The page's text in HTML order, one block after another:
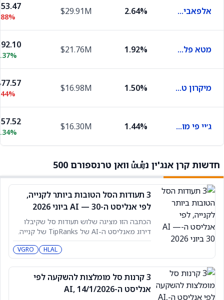
אלפאבית C 2.64%
$29.91M
מטא פלטפורמס 1.92%
$21.76M
מיקרון טכנולוג'י 1.50%
$16.98M
ג׳יי פי מורגן 1.44%
$16.30M
חדשות קרן אנג'ין נம்பர் וואן טרנספורם 500
3 תעודות הסל הטובות ביותר לקנייה,
לפי אנליסט ה-AI — 30 ביוני 2026
הכתבה הזו מציגה שלוש תעודות סל שקיבלו
דירוג מאנליסט ה-AI של TipRanks של קנייה.
תעודות סל (ETFs) ממשיכות להיות אחד
הכלים החשובים ביותר עבור משקיעים שרוצים
חשיפה לשווקים הפיננסיים. שלוש תעודות הסל
Engine No. 1 Transform 500 ETF (VOTE)
Wahed FTSE USA Shariah
HLAL
VGRO
3 קרנות סל מומלצות להשקעה לפי
אנליסט ה-AI, 14/1/2026